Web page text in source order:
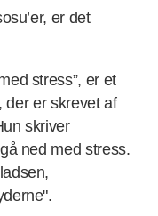
er det
stress”, er et
der er skrevet af
skriver
ned med stress.